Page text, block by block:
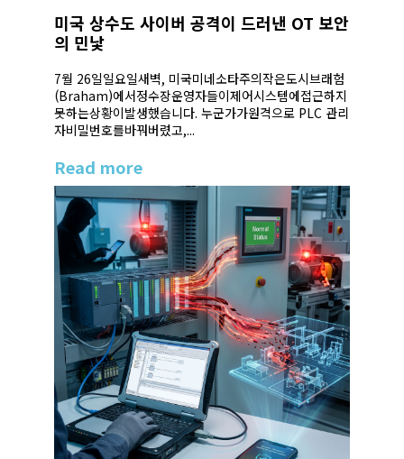
미국 상수도 사이버 공격이 드러낸 OT 보안
의 민낯
7월 26일일요일새벽, 미국미네소타주의작은도시브래험
(Braham)에서정수장운영자들이제어시스템에접근하지
못하는상황이발생했습니다. 누군가가원격으로 PLC 관리
자비밀번호를바꿔버렸고,...
Read more